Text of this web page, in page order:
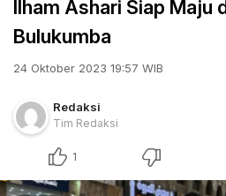
Ilham Ashari Siap Maju
Bulukumba
24 Oktober 2023 19:57 WIB
Redaksi
Tim Redaksi
1